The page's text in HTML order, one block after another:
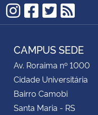
Instagram
Facebook
Twitter
RSS
CAMPUS SEDE
Av. Roraima nº 1000
Cidade Universitária
Bairro Camobi
Santa Maria - RS